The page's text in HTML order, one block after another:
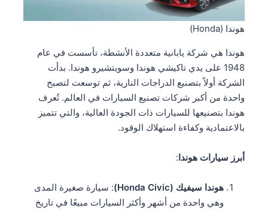
هوندا (Honda)
هوندا هي شركة يابانية متعددة الأنشطة، تأسست في عام
1948 على يدي تاكيشي هوندا وسويتشيرو هوندا. بدأت
الشركة أولاً بتصنيع الدراجات النارية، ثم توسعت لتصبح
واحدة من أكبر شركات تصنيع السيارات في العالم. تُعرف
هوندا بتصنيعها للسيارات ذات الجودة العالية، والتي تتميز
بالاعتمادية وكفاءة استهلاك الوقود.
أبرز سيارات هوندا :
هوندا سيفيك (Honda Civic)
: سيارة صغيرة المدى
وهي واحدة من أشهر وأكثر السيارات مبيعًا في تاريخ